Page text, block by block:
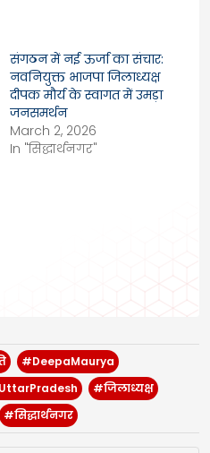
संगठन में नई ऊर्जा का संचार:
नवनियुक्त भाजपा जिलाध्यक्ष
दीपक मौर्य के स्वागत में उमड़ा
जनसमर्थन
March 2, 2026
In "सिद्धार्थनगर"
#DeepaMaurya
#जिलाध्यक्ष
#सिद्धार्थनगर